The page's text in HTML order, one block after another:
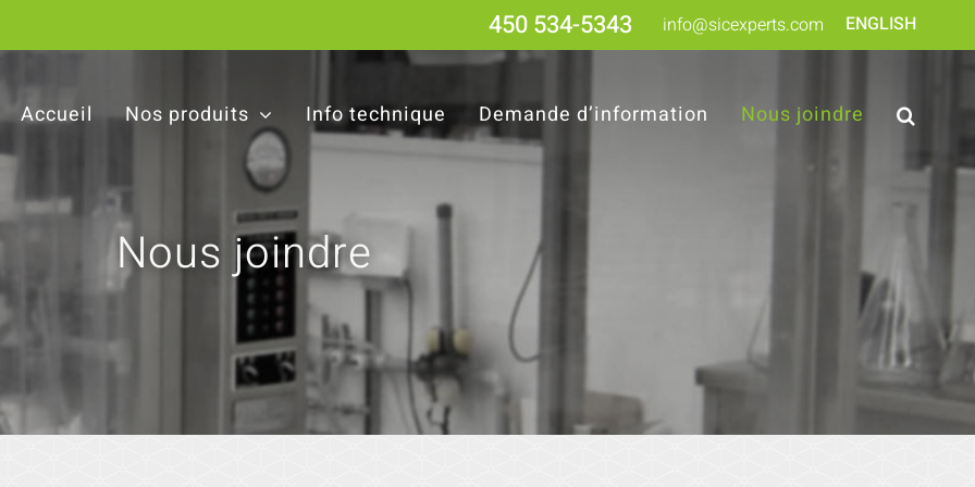
ENGLISH
450 534-5343 info@sicexperts.com
Accueil Nos produits Info technique Demande d’information Nous joindre
Nous joindre